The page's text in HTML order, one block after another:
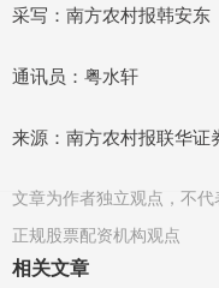
采写：南方农村报韩安东
通讯员：粤水轩
来源：南方农村报联华证
文章为作者独立观点，不
正规股票配资机构观点
相关文章